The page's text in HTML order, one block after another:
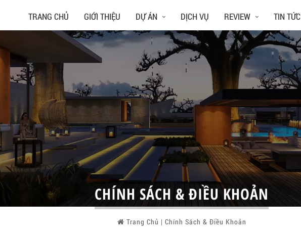
TRANG CHỦ GIỚI THIỆU DỰ ÁN DỊCH VỤ REVIEW TIN TỨC
CHÍNH SÁCH & ĐIỀU KHOẢN
Trang Chủ | Chính Sách & Điều Khoản